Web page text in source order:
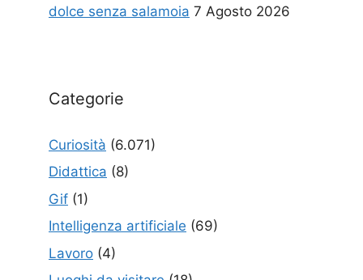
dolce senza salamoia 7 Agosto 2026
Categorie
Curiosità (6.071)
Didattica (8)
Gif (1)
Intelligenza artificiale (69)
Lavoro (4)